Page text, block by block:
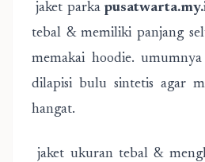
jaket parka
tebal & memiliki panjang
memakai hoodie.
dilapisi bulu sintetis agar
hangat.
jaket ukuran tebal &